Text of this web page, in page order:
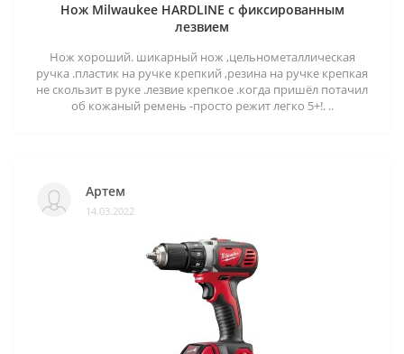
Нож Milwaukee HARDLINE с фиксированным
лезвием
Нож хороший. шикарный нож ,цельнометаллическая
ручка .пластик на ручке крепкий ,резина на ручке крепкая
не скользит в руке .лезвие крепкое .когда пришёл потачил
об кожаный ремень -просто режит легко 5+!. ..
Артем
14.03.2022